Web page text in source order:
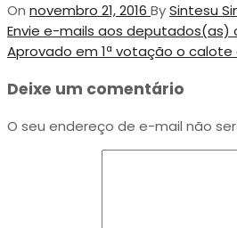
On novembro 21, 2016 BySintesu
Navegação
de
Post
Previous
Post
Envie e-mails aos
Next
Aprovado em 1ª votação o
Deixe um comentário
O seu endereço de e-mail não